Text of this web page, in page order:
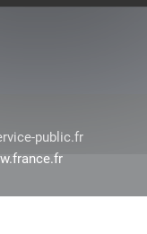
public.fr